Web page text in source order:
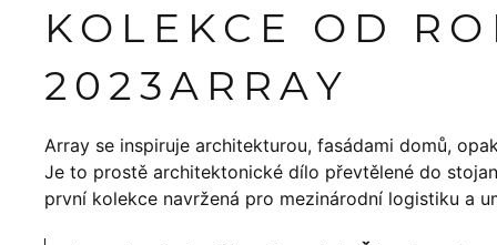
KOLEKCE OD
2023ARRAY
Array se inspiruje architekturou, fasádami domů,
Je to prostě architektonické dílo převtělené do
první kolekce navržená pro mezinárodní logistiku a